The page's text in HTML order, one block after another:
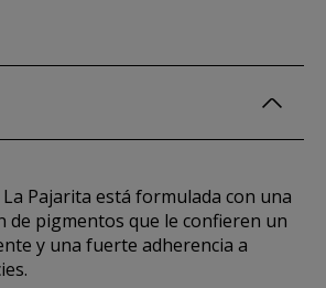
Pajarita está formulada con una
de pigmentos que le confieren un
y una fuerte adherencia a